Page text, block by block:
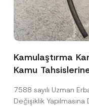
Kamulaştırma
Kamu
7588 sayılı Uzman
Değişiklik